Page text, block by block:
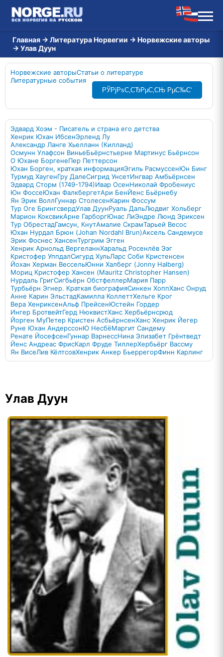
Главная → Литература Норвегии → Норвежские авторы
→ Улав Дуун
Норвежские авторыСтатьи о литературе
Литературные события
РЎРјРѕС‚СЂРµС‚СЊ РµС‰С‘
Эдвард Хоэм - Писатель и страна его детства
Хенрик Юхан ИбсенЭрленд Лу
Александр Ланге Хьелланн (Килланд)
Осмунн Улафсон ВиньеБьёрнстьерне Мартинус Бьёрнсон
О Юхане БоргенеПер Петтерсон
Юхан Борген, краткая информацияЭгиль РасмуссенЮн Бинг
Турмуд ХаугенГру ДалеСигрид УнсетИнгвар Амбьёрнсен
Эдвард Сторм (1749-1794)Ивар ОсенНиколай Фробениус
Юн ФоссеЮхан ФалкбергетАри БенЙенс Бьёрнебу
Ян Эрик ВоллГуннар СтолесенКарин Фоссум
Тур Оге БрингсвердУлав ДуунРуаль ДальЛюдвиг Хольберг
Марион КоксвикАрне ГарборгЮнас ЛиЭндре Люнд Эриксен
Тур ОбрестадГамсун, КнутАмалие СкрамТарьей Весос
Юхан Нурдал Брюн (Johan Nordahl Brun)Аксель Сандемусе
Эрик Фоснес ХансенТургрим Эгген
Хенрик Арнольд ВергеланнХаральд Росенлёв Ээг
Кристофер УппдалСигурд ХульЛарс Соби Кристенсен
Йохан Херман ВессельЮнни Халберг (Jonny Halberg)
Мориц Кристофер Хансен (Mauritz Christopher Hansen)
Нурдаль ГригСигбьёрн ОбстфеллерМария Парр
Турбьёрн Эгнер. Краткая биографияСинкен ХоппХанс Онруд
Анне Карин ЭльстадКамилла КоллеттХельге Крог
Вера ХенриксенАльф ПрейсенЮстейн Гордер
Ингер БротвейтГерд НюквистХанс Хербьёрнсрюд
Йорген МуПетер Кристен АсбьёрнсенХанс Хенрик Йегер
Руне Юхан АндерссонЮ НесбёМаргит Сандему
Ренате ЙосефсенГуннар ВэрнессНина Элизабет Грёнтведт
Йенс Андреас ФрисКарл Фруде ТиллерХербьёрг Вассму
Ян ВисеЛив КёлтсовХенрик Анкер БьеррегорФинн Карлинг
Улав Дуун